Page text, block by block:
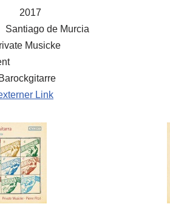
2017
Santiago de Murcia
Musicke
Barockgitarre
Link